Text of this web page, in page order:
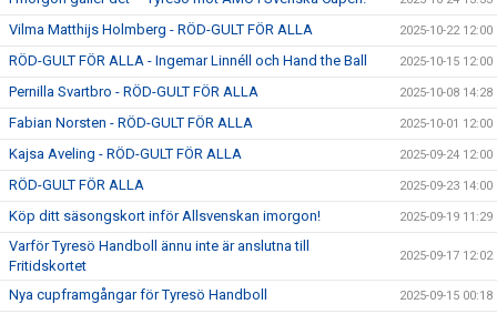
Vilma Matthijs Holmberg - RÖD-GULT FÖR ALLA 2025-10-22 12:00
RÖD-GULT FÖR ALLA - Ingemar Linnéll och Hand the Ball 2025-10-15 12:00
Pernilla Svartbro - RÖD-GULT FÖR ALLA 2025-10-08 14:28
Fabian Norsten - RÖD-GULT FÖR ALLA 2025-10-01 12:00
Kajsa Aveling - RÖD-GULT FÖR ALLA 2025-09-24 12:00
RÖD-GULT FÖR ALLA 2025-09-23 14:00
Köp ditt säsongskort inför Allsvenskan imorgon! 2025-09-19 11:29
Varför Tyresö Handboll ännu inte är anslutna till
Fritidskortet
2025-09-17 12:02
Nya cupframgångar för Tyresö Handboll 2025-09-15 00:18